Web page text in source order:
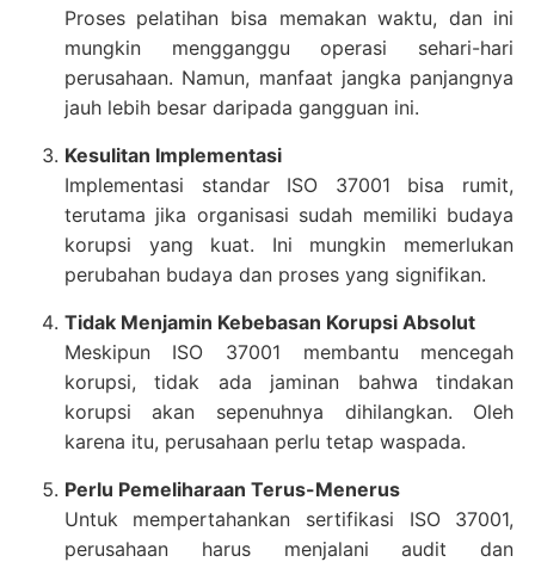
Proses pelatihan bisa memakan waktu, dan ini
mungkin mengganggu operasi sehari-hari
perusahaan. Namun, manfaat jangka panjangnya
jauh lebih besar daripada gangguan ini.
Kesulitan Implementasi
Implementasi standar ISO 37001 bisa rumit,
terutama jika organisasi sudah memiliki budaya
korupsi yang kuat. Ini mungkin memerlukan
perubahan budaya dan proses yang signifikan.
Tidak Menjamin Kebebasan Korupsi Absolut
Meskipun ISO 37001 membantu mencegah
korupsi, tidak ada jaminan bahwa tindakan
korupsi akan sepenuhnya dihilangkan. Oleh
karena itu, perusahaan perlu tetap waspada.
Perlu Pemeliharaan Terus-Menerus
Untuk mempertahankan sertifikasi ISO 37001,
perusahaan harus menjalani audit dan